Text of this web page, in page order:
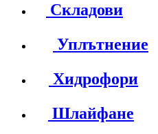
Складови
Уплътнение
Хидрофори
Шлайфане